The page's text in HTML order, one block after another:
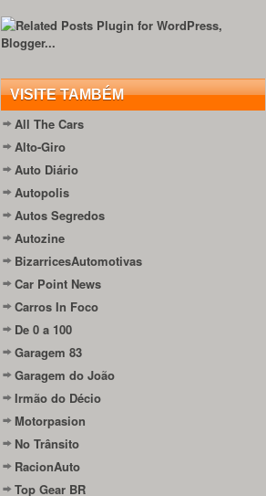
VISITE TAMBÉM
All The Cars
Alto-Giro
Auto Diário
Autopolis
Autos Segredos
Autozine
BizarricesAutomotivas
Car Point News
Carros In Foco
De 0 a 100
Garagem 83
Garagem do João
Irmão do Décio
Motorpasion
No Trânsito
RacionAuto
Top Gear BR